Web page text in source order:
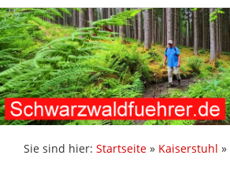
Sie sind hier: Startseite » Kaiserstuhl »